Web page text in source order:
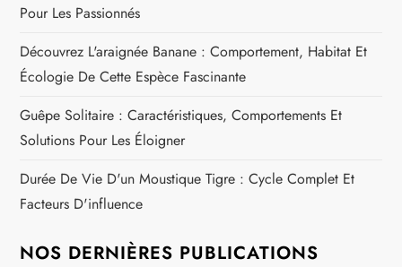
t
i
c
l
e
Pour Les Passionnés
Découvrez L'araignée Banane : Comportement, Habitat Et
Écologie De Cette Espèce Fascinante
Guêpe Solitaire : Caractéristiques, Comportements Et
Solutions Pour Les Éloigner
Durée De Vie D'un Moustique Tigre : Cycle Complet Et
Facteurs D'influence
NOS DERNIÈRES PUBLICATIONS